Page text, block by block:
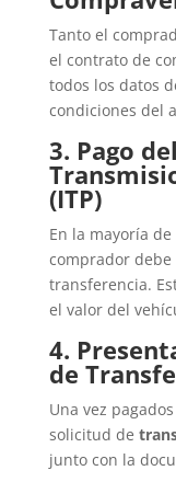
Tanto el
el contrato de
todos los datos
condiciones del
3. Pago
(ITP)
En la mayoría
comprador debe
transferencia.
el valor del
4.
de
Una vez
solicitud de
junto con la